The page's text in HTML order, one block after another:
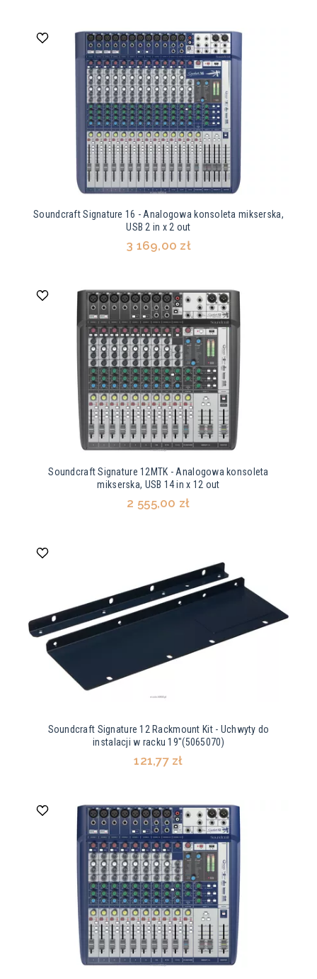
Soundcraft Signature 16 - Analogowa konsoleta mikserska,
USB 2 in x 2 out
3 169,00 zł
Soundcraft Signature 12MTK - Analogowa konsoleta
mikserska, USB 14 in x 12 out
2 555,00 zł
Soundcraft Signature 12 Rackmount Kit - Uchwyty do
instalacji w racku 19"(5065070)
121,77 zł